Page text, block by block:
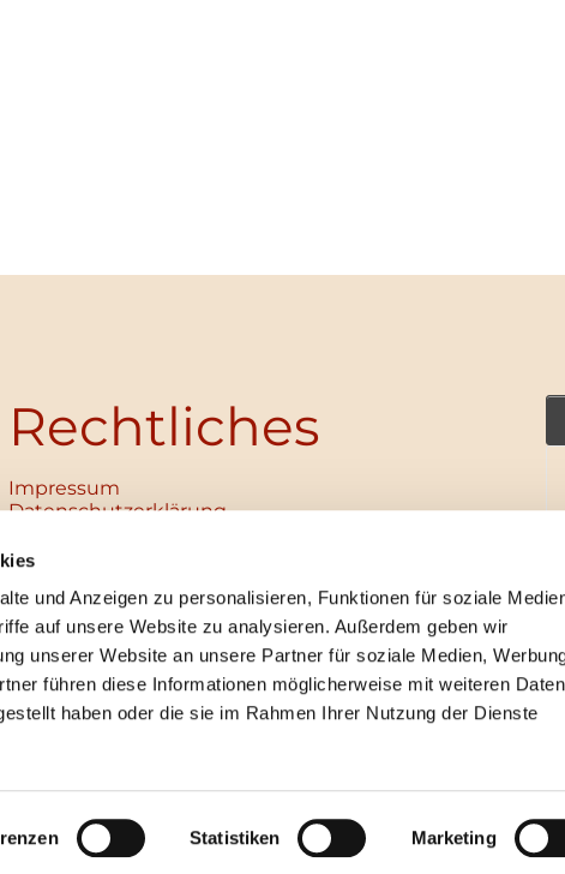
und Anzeigen zu personalisieren, Funktionen für soziale
auf unsere Website zu analysieren. Außerdem geben wir
unserer Website an unsere Partner für soziale Medien,
führen diese Informationen möglicherweise mit weiteren Daten
haben oder die sie im Rahmen Ihrer Nutzung der Dienste
Statistiken Marketing
Rechtliches
Impressum
Datenschutz­erklärung
Institutionelles Schutzkonzept
Unabhängige Ansprechpersonen
Digitales Hinweisgebersystem
ChurchDesk-Login